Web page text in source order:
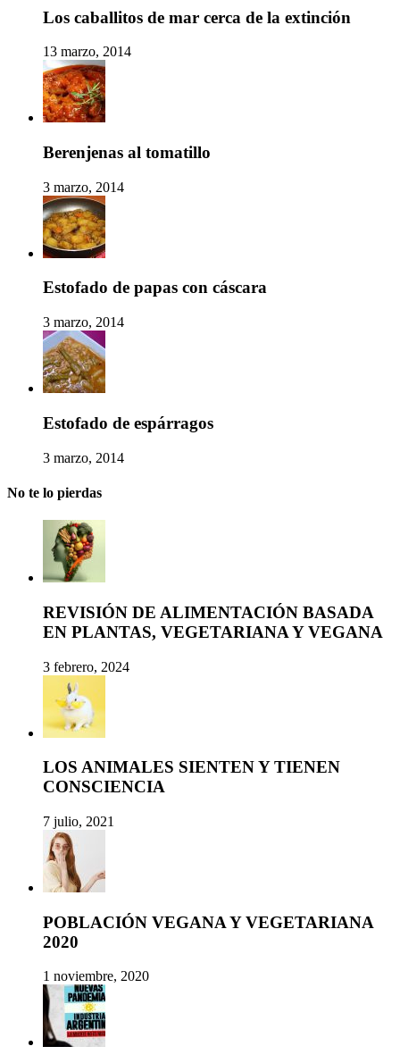
Los caballitos de mar cerca de la extinción
13 marzo, 2014
Berenjenas al tomatillo
3 marzo, 2014
Estofado de papas con cáscara
3 marzo, 2014
Estofado de espárragos
3 marzo, 2014
No te lo pierdas
REVISIÓN DE ALIMENTACIÓN BASADA
EN PLANTAS, VEGETARIANA Y VEGANA
3 febrero, 2024
LOS ANIMALES SIENTEN Y TIENEN
CONSCIENCIA
7 julio, 2021
POBLACIÓN VEGANA Y VEGETARIANA
2020
1 noviembre, 2020